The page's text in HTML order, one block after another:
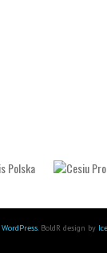
WordPress. BoldR design by